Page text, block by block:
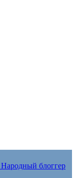
Народный блоггер